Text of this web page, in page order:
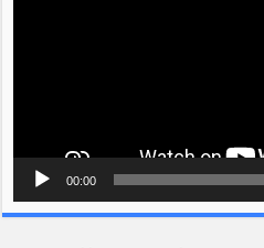
00:00